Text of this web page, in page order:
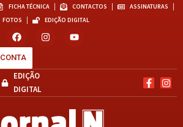
FICHA TÉCNICA CONTACTOS
ASSINATURAS
FOTOS EDIÇÃO DIGITAL
CONTA
EDIÇÃO
DIGITAL